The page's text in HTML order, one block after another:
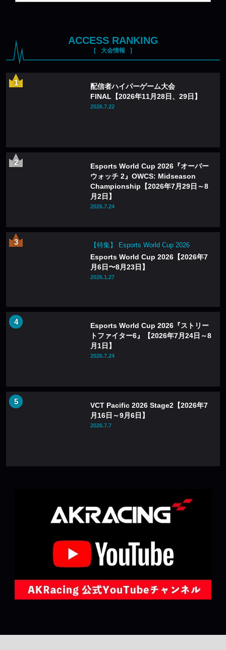
ACCESS RANKING
大会情報
配信者ハイパーゲーム大会
FINAL【2026年11月28日、29日】
2026.7.22
Esports World Cup 2026『オーバー
ウォッチ 2』OWCS: Midseason
Championship【2026年7月29日～8
月2日】
2026.7.24
【特集】 Esports World Cup 2026
Esports World Cup 2026【2026年7
月6日〜8月23日】
2026.1.27
Esports World Cup 2026『ストリー
トファイター6』【2026年7月24日～8
月1日】
2026.7.24
VCT Pacific 2026 Stage2【2026年7
月16日～9月6日】
2026.7.7